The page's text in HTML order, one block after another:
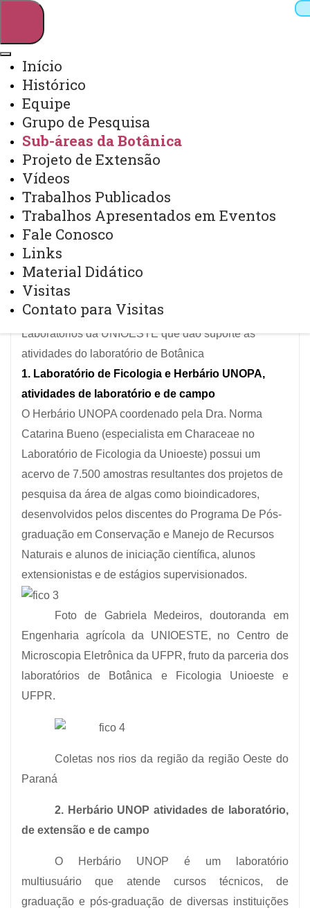
Webmail Sistemas
Telefones
Arquivo Virtual
Início
Histórico
Equipe
Grupo de Pesquisa
Sub-áreas da Botânica
Projeto de Extensão
Vídeos
Trabalhos Publicados
Trabalhos Apresentados em Eventos
Fale Conosco
Links
Material Didático
Visitas
Contato para Visitas
Sub-áreas da Botânica
Laboratórios da UNIOESTE que dão suporte as
atividades do laboratório de Botânica
1. Laboratório de Ficologia e Herbário UNOPA,
atividades de laboratório e de campo
O Herbário UNOPA coordenado pela Dra. Norma
Catarina Bueno (especialista em Characeae no
Laboratório de Ficologia da Unioeste) possui um
acervo de 7.500 amostras resultantes dos projetos de
pesquisa da área de algas como bioindicadores,
desenvolvidos pelos discentes do Programa De Pós-
graduação em Conservação e Manejo de Recursos
Naturais e alunos de iniciação científica, alunos
extensionistas e de estágios supervisionados.
Foto de Gabriela Medeiros, doutoranda em
Engenharia agrícola da UNIOESTE, no Centro de
Microscopia Eletrônica da UFPR, fruto da parceria dos
laboratórios de Botânica e Ficologia Unioeste e
UFPR.
Coletas nos rios da região da região Oeste do
Paraná
2. Herbário UNOP atividades de laboratório,
de extensão e de campo
O Herbário UNOP é um laboratório
multiusuário que atende cursos técnicos, de
graduação e pós-graduação de diversas instituições